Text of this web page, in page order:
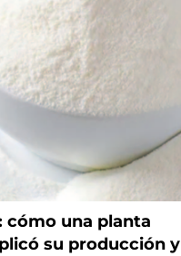
cómo una planta
su producción y